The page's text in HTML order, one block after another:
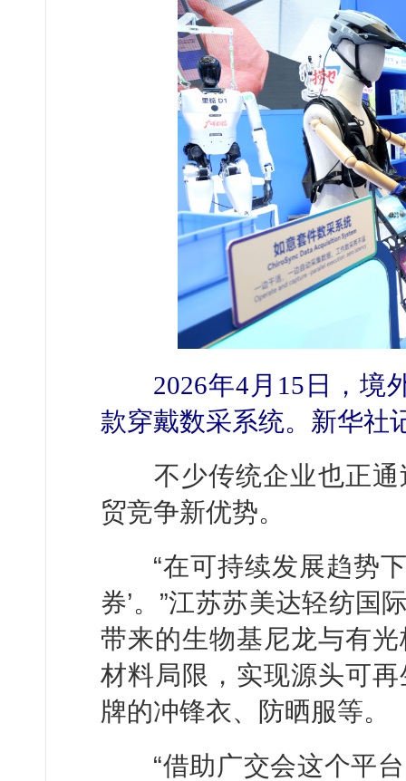
2026年4月15日，境
款穿戴数采系统。新华社
不少传统企业也正通
贸竞争新优势。
“在可持续发展趋势下
券’。”江苏苏美达轻纺国
带来的生物基尼龙与有
材料局限，实现源头可
牌的冲锋衣、防晒服等。
“借助广交会这个平台